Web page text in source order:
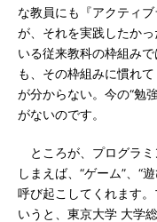
な教員にも『アクティ
が、それを実践したか
いる従来教科の枠組み
も、その枠組みに慣れ
が分からない。今の“勉
がないのです。
ところが、プログラミ
しまえば、“ゲーム”、“
呼び起こしてくれます
いうと、東京大学 大学